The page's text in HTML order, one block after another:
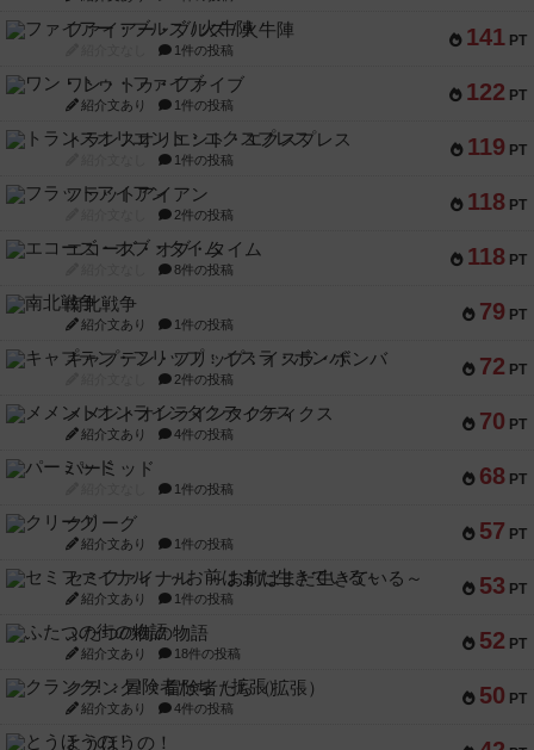
141 PT
ファイアー・ブルズ / 火牛陣
1件の投稿
122 PT
ワン・トゥ・ファイブ
紹介文あり 1件の投稿
119 PT
トランスオリエント・エクスプレス
1件の投稿
118 PT
フラットアイアン
2件の投稿
118 PT
エコーズ・オブ・タイム
8件の投稿
79 PT
南北戦争
紹介文あり 1件の投稿
72 PT
キャプテン・フリップ：イスラ・ボンバ
2件の投稿
70 PT
メメントオンラインタクティクス
紹介文あり 4件の投稿
68 PT
パーミッド
1件の投稿
57 PT
クリーグ
紹介文あり 1件の投稿
53 PT
セミファイナル ～お前はまだ生きている～
紹介文あり 1件の投稿
52 PT
ふたつの街の物語
紹介文あり 18件の投稿
50 PT
クランク! ：冒険者たち（拡張）
紹介文あり 4件の投稿
とうほうの！